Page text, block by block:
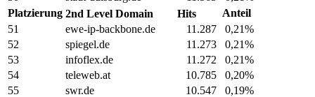
Platzierung 2nd Level Domain Hits
Anteil
51
ewe-ip-backbone.de 11.287
0,21%
52
spiegel.de 11.273
0,21%
53
infoflex.de 11.272
0,21%
54
teleweb.at 10.785
0,20%
55
swr.de 10.547
0,19%